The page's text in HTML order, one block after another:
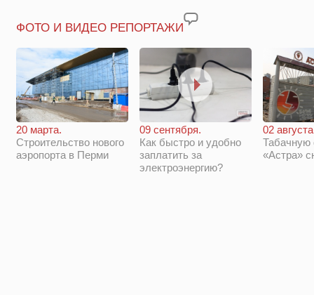
ФОТО И ВИДЕО РЕПОРТАЖИ
20 марта.
Строительство нового
аэропорта в Перми
09 сентября.
Как быстро и удобно
заплатить за
электроэнергию?
02
Табачную
«Астра»